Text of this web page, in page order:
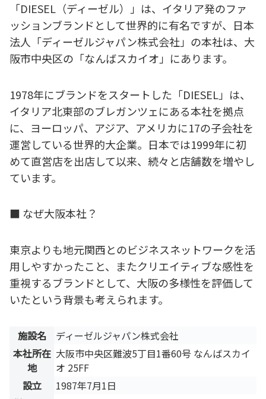
「DIESEL（ディーゼル）」は、イタリア発のファ
ッションブランドとして世界的に有名ですが、日本
法人「ディーゼルジャパン株式会社」の本社は、大
阪市中央区の「なんばスカイオ」にあります。
1978年にブランドをスタートした「DIESEL」は、
イタリア北東部のブレガンツェにある本社を拠点
に、ヨーロッパ、アジア、アメリカに17の子会社を
運営している世界的大企業。日本では1999年に初
めて直営店を出店して以来、続々と店舗数を増やし
ています。
■ なぜ大阪本社？
東京よりも地元関西とのビジネスネットワークを活
用しやすかったこと、またクリエイティブな感性を
重視するブランドとして、大阪の多様性を評価して
いたという背景も考えられます。
施設名
ディーゼルジャパン株式会社
本社所在
地
大阪市中央区難波5丁目1番60号 なんばスカイ
オ 25FF
設立
1987年7月1日